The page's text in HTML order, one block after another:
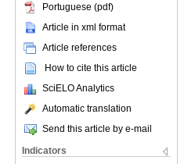
Portuguese (pdf)
Article in xml format
Article references
How to cite this article
SciELO Analytics
Automatic translation
Send this article by e-mail
Indicators